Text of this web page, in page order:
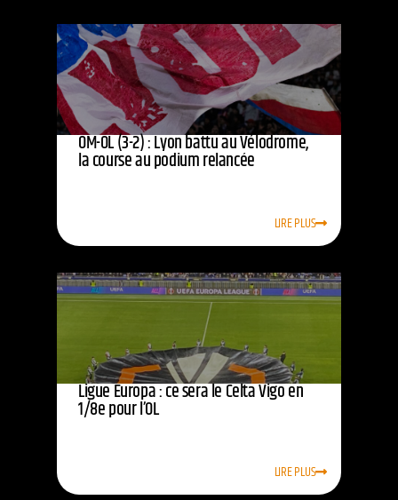
OM-OL (3-2) : Lyon battu au Vélodrome,
la course au podium relancée
LIRE PLUS
Ligue Europa : ce sera le Celta Vigo en
1/8e pour l’OL
LIRE PLUS